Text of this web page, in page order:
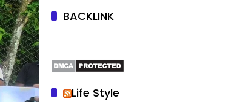
BACKLINK
Life Style